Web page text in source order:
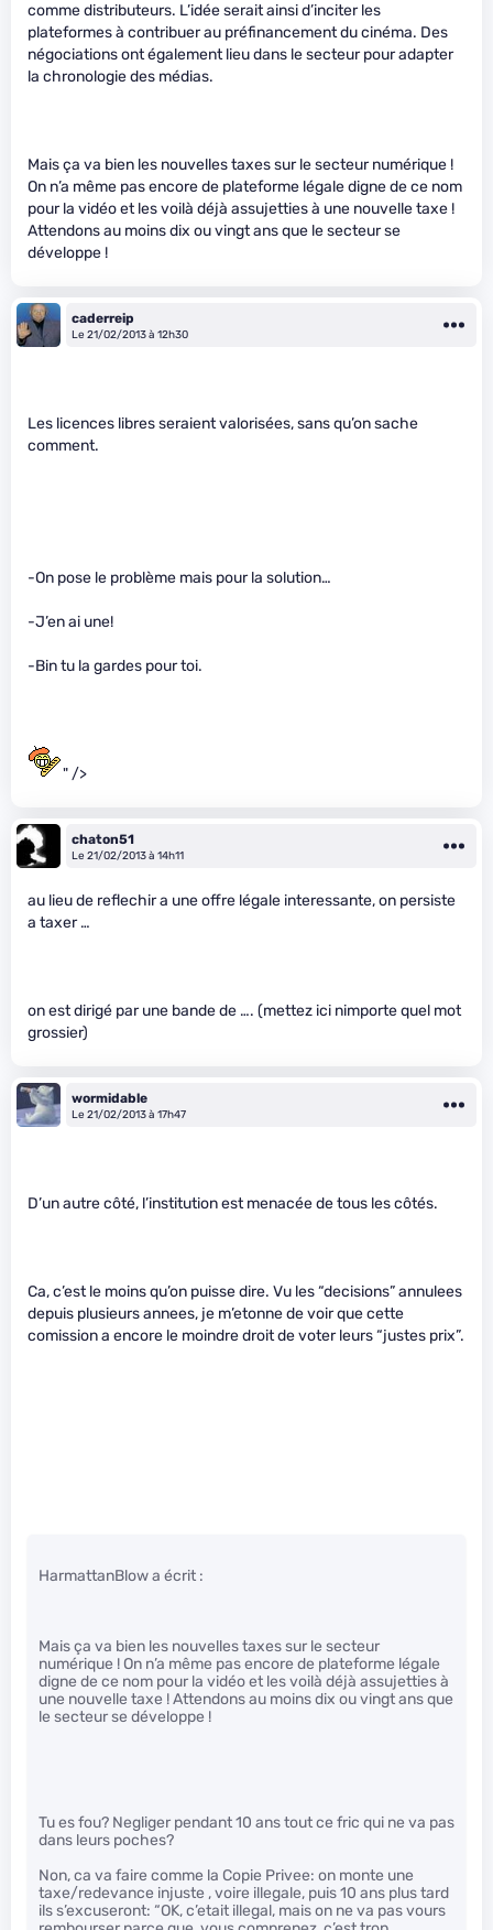
comme distributeurs. L’idée serait ainsi d’inciter les
plateformes à contribuer au préfinancement du cinéma. Des
négociations ont également lieu dans le secteur pour adapter
la chronologie des médias.
Mais ça va bien les nouvelles taxes sur le secteur numérique !
On n’a même pas encore de plateforme légale digne de ce nom
pour la vidéo et les voilà déjà assujetties à une nouvelle taxe !
Attendons au moins dix ou vingt ans que le secteur se
développe !
caderreip
Le 21/02/2013 à 12h30
Les licences libres seraient valorisées, sans qu’on sache
comment.
-On pose le problème mais pour la solution…
-J’en ai une!
-Bin tu la gardes pour toi.
" />
chaton51
Le 21/02/2013 à 14h11
au lieu de reflechir a une offre légale interessante, on persiste
a taxer …
on est dirigé par une bande de …. (mettez ici nimporte quel mot
grossier)
wormidable
Le 21/02/2013 à 17h47
D’un autre côté, l’institution est menacée de tous les côtés.
Ca, c’est le moins qu’on puisse dire. Vu les “decisions” annulees
depuis plusieurs annees, je m’etonne de voir que cette
comission a encore le moindre droit de voter leurs “justes prix”.
HarmattanBlow a écrit :
Mais ça va bien les nouvelles taxes sur le secteur
numérique ! On n’a même pas encore de plateforme légale
digne de ce nom pour la vidéo et les voilà déjà assujetties à
une nouvelle taxe ! Attendons au moins dix ou vingt ans que
le secteur se développe !
Tu es fou? Negliger pendant 10 ans tout ce fric qui ne va pas
dans leurs poches?
Non, ca va faire comme la Copie Privee: on monte une
taxe/redevance injuste , voire illegale, puis 10 ans plus tard
ils s’excuseront: “OK, c’etait illegal, mais on ne va pas vours